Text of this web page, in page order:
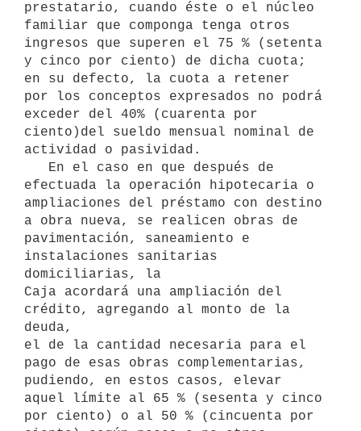
prestatario, cuando éste o el núcleo
familiar que componga tenga otros
ingresos que superen el 75 % (setenta
y cinco por ciento) de dicha cuota;
en su defecto, la cuota a retener
por los conceptos expresados no podrá
exceder del 40% (cuarenta por
ciento)del sueldo mensual nominal de
actividad o pasividad.
efectuada la operación hipotecaria o
ampliaciones del préstamo con destino
a obra nueva, se realicen obras de
pavimentación, saneamiento e
instalaciones sanitarias
domiciliarias, la
Caja acordará una ampliación del
crédito, agregando al monto de la
deuda,
el de la cantidad necesaria para el
pago de esas obras complementarias,
pudiendo, en estos casos, elevar
aquel límite al 65 % (sesenta y cinco
por ciento) o al 50 % (cincuenta por